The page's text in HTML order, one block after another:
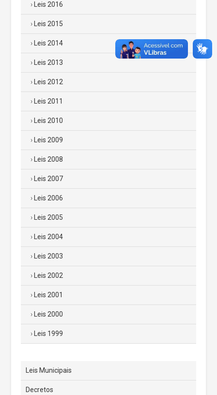
Leis 2016
Leis 2015
Leis 2014
Leis 2013
Leis 2012
Leis 2011
Leis 2010
Leis 2009
Leis 2008
Leis 2007
Leis 2006
Leis 2005
Leis 2004
Leis 2003
Leis 2002
Leis 2001
Leis 2000
Leis 1999
Leis Municipais
Decretos